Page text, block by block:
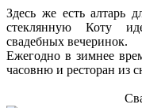
Здесь же есть алтарь
стеклянную Коту
свадебных вечеринок.
Ежегодно в зимнее
часовню и ресторан из